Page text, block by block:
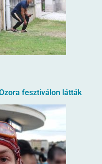
fesztiválon látták